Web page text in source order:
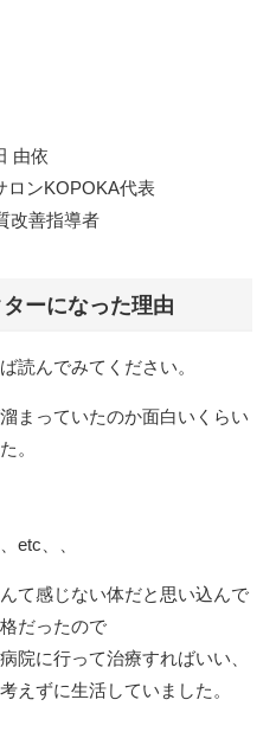
由依
ロンKOPOKA代表
改善指導者
ーになった理由
読んでみてください。
まっていたのか面白いくらい
。
etc、、
て感じない体だと思い込んで
だったので
院に行って治療すればいい、
えずに生活していました。